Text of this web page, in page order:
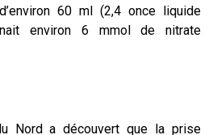
60 ml (2,4 once liquide
environ 6 mmol de nitrate
Nord a découvert que la prise